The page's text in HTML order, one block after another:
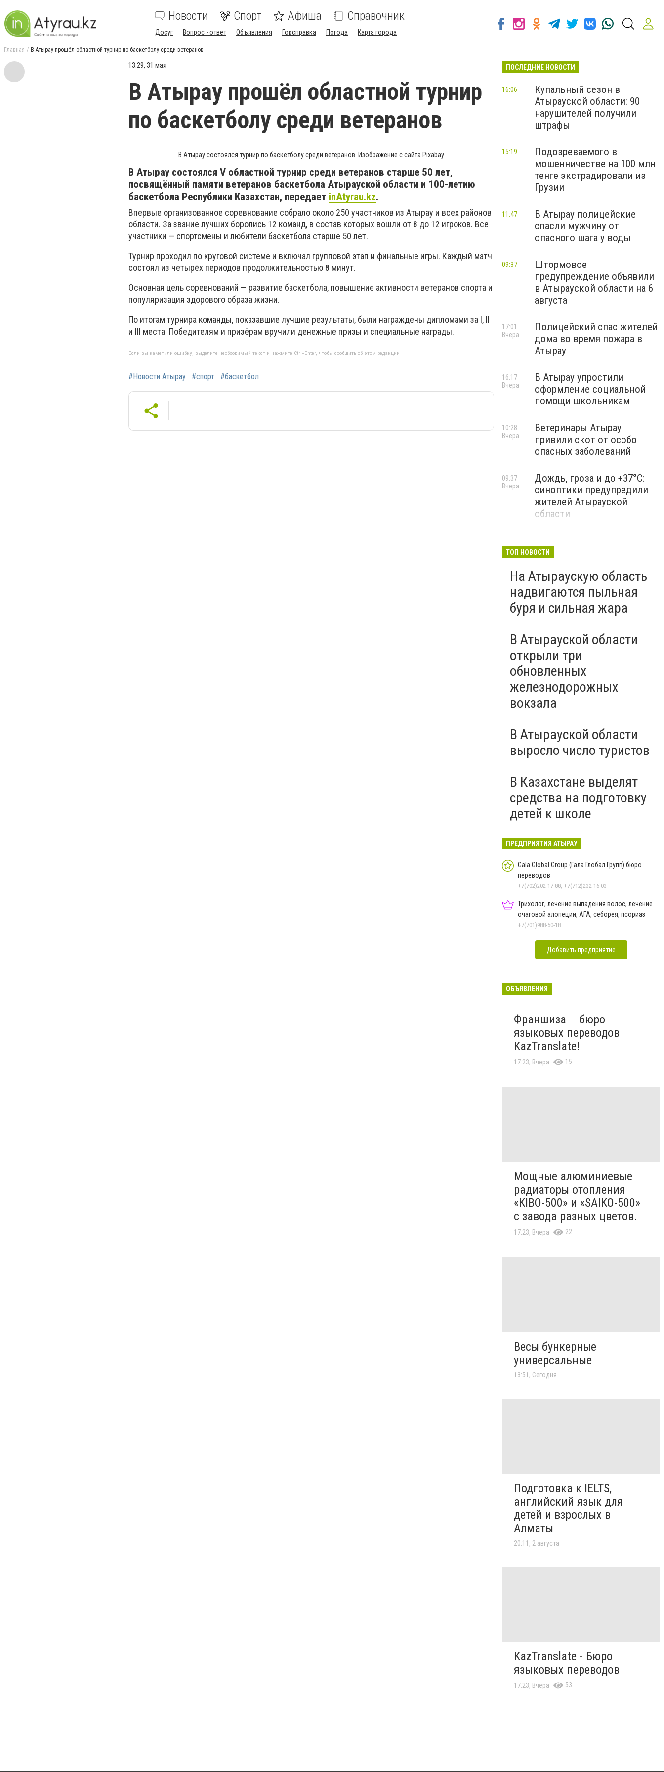
Новости Спорт Афиша Справочник
Досуг Вопрос - ответ Объявления Горсправка Погода Карта города
Главная В Атырау прошёл областной турнир по баскетболу среди ветеранов
13:29, 31 мая
В Атырау прошёл областной турнир
по баскетболу среди ветеранов
В Атырау состоялся турнир по баскетболу среди ветеранов. Изображение с сайта Pixabay
В Атырау состоялся V областной турнир среди ветеранов старше 50 лет,
посвящённый памяти ветеранов баскетбола Атырауской области и 100-летию
баскетбола Республики Казахстан, передает inAtyrau.kz.
Впервые организованное соревнование собрало около 250 участников из Атырау и всех районов
области. За звание лучших боролись 12 команд, в состав которых вошли от 8 до 12 игроков. Все
участники — спортсмены и любители баскетбола старше 50 лет.
Турнир проходил по круговой системе и включал групповой этап и финальные игры. Каждый матч
состоял из четырёх периодов продолжительностью 8 минут.
Основная цель соревнований — развитие баскетбола, повышение активности ветеранов спорта и
популяризация здорового образа жизни.
По итогам турнира команды, показавшие лучшие результаты, были награждены дипломами за I, II
и III места. Победителям и призёрам вручили денежные призы и специальные награды.
Если вы заметили ошибку, выделите необходимый текст и нажмите Ctrl+Enter, чтобы сообщить об этом редакции
#Новости Атырау #спорт #баскетбол
ПОСЛЕДНИЕ НОВОСТИ
Купальный сезон в
Атырауской области: 90
нарушителей получили
штрафы
16:06
Подозреваемого в
мошенничестве на 100 млн
тенге экстрадировали из
Грузии
15:19
В Атырау полицейские
спасли мужчину от
опасного шага у воды
11:47
Штормовое
предупреждение объявили
в Атырауской области на 6
августа
09:37
Полицейский спас жителей
дома во время пожара в
Атырау
17:01
Вчера
В Атырау упростили
оформление социальной
помощи школьникам
16:17
Вчера
Ветеринары Атырау
привили скот от особо
опасных заболеваний
10:28
Вчера
Дождь, гроза и до +37°C:
синоптики предупредили
жителей Атырауской
области
09:37
Вчера
ТОП НОВОСТИ
На Атыраускую область
надвигаются пыльная
буря и сильная жара
В Атырауской области
открыли три
обновленных
железнодорожных
вокзала
В Атырауской области
выросло число туристов
В Казахстане выделят
средства на подготовку
детей к школе
ПРЕДПРИЯТИЯ АТЫРАУ
Gala Global Group (Гала Глобал Групп) бюро
переводов
+7(702)202-17-88, +7(712)232-16-03
Трихолог, лечение выпадения волос, лечение
очаговой алопеции, АГА, себорея, псориаз
+7(701)988-50-18
Добавить предприятие
ОБЪЯВЛЕНИЯ
Франшиза – бюро
языковых переводов
KazTranslate!
17:23, Вчера 15
Мощные алюминиевые
радиаторы отопления
«KIBO-500» и «SAIKO-500»
с завода разных цветов.
17:23, Вчера 22
Весы бункерные
универсальные
13:51, Сегодня
Подготовка к IELTS,
английский язык для
детей и взрослых в
Алматы
20:11, 2 августа
KazTranslate - Бюро
языковых переводов
17:23, Вчера 53